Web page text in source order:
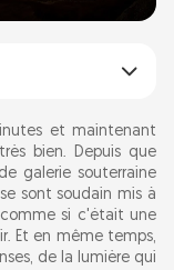
(et ce
Doong
et maintenant
bien. Depuis que
galerie souterraine
sont soudain mis à
si c'était une
Et en même temps,
de la lumière qui